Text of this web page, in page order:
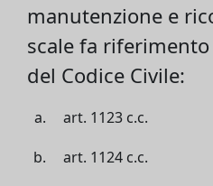
manutenzione e
scale fa
del Codice Civile:
art. 1123 c.c.
art. 1124 c.c.